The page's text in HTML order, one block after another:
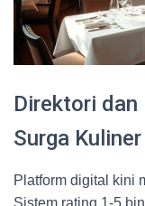
Direktori dan
Surga Kuliner
Platform digital kini
Sistem rating 1-5